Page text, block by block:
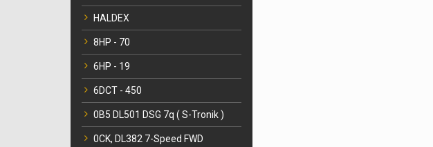
HALDEX
8HP - 70
6HP - 19
6DCT - 450
0B5 DL501 DSG 7q ( S-Tronik )
0CK, DL382 7-Speed FWD